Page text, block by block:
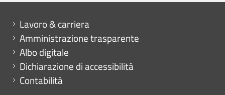
Mini menu di servizio
Lavoro & carriera
Amministrazione trasparente
Albo digitale
Dichiarazione di accessibilità
Contabilità